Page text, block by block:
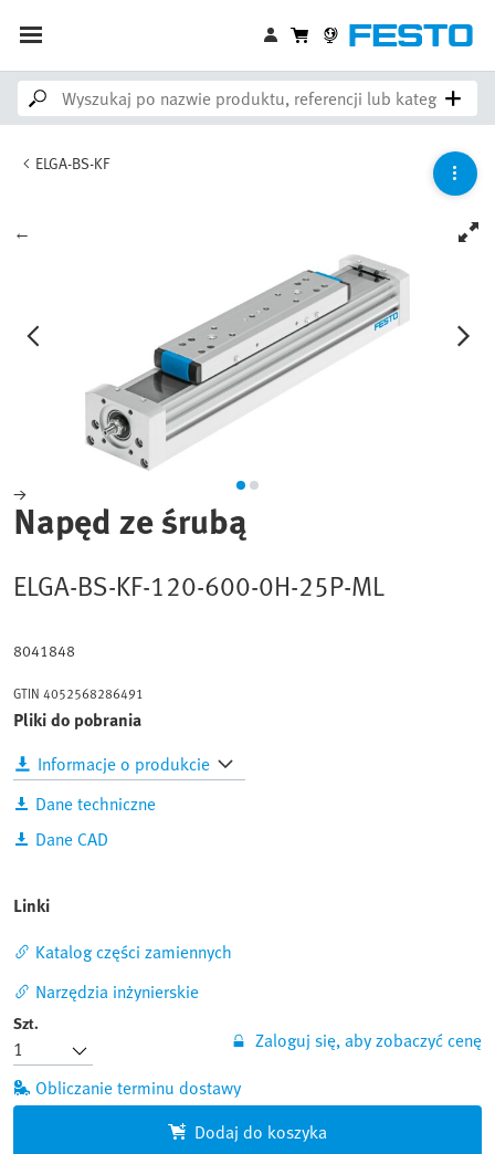
ELGA-BS-KF
Napęd ze śrubą
ELGA-BS-KF-120-600-0H-25P-ML
8041848
GTIN 4052568286491
Pliki do pobrania
Informacje o produkcie
Dane techniczne
Dane CAD
Linki
Katalog części zamiennych
Narzędzia inżynierskie
Szt.
Zaloguj się, aby zobaczyć cenę
Obliczanie terminu dostawy
Dodaj do koszyka